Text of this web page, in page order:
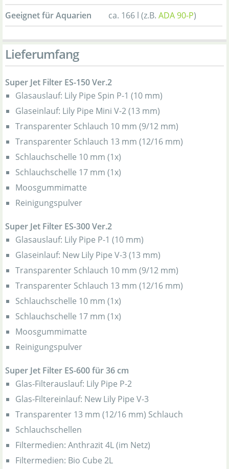
Geeignet für Aquarien ca. 166 l (z.B. ADA 90-P)
Lieferumfang
Super Jet Filter ES-150 Ver.2
Glasauslauf: Lily Pipe Spin P-1 (10 mm)
Glaseinlauf: Lily Pipe Mini V-2 (13 mm)
Transparenter Schlauch 10 mm (9/12 mm)
Transparenter Schlauch 13 mm (12/16 mm)
Schlauchschelle 10 mm (1x)
Schlauchschelle 17 mm (1x)
Moosgummimatte
Reinigungspulver
Super Jet Filter ES-300 Ver.2
Glasauslauf: Lily Pipe P-1 (10 mm)
Glaseinlauf: New Lily Pipe V-3 (13 mm)
Transparenter Schlauch 10 mm (9/12 mm)
Transparenter Schlauch 13 mm (12/16 mm)
Schlauchschelle 10 mm (1x)
Schlauchschelle 17 mm (1x)
Moosgummimatte
Reinigungspulver
Super Jet Filter ES-600 für 36 cm
Glas-Filterauslauf: Lily Pipe P-2
Glas-Filtereinlauf: New Lily Pipe V-3
Transparenter 13 mm (12/16 mm) Schlauch
Schlauchschellen
Filtermedien: Anthrazit 4L (im Netz)
Filtermedien: Bio Cube 2L